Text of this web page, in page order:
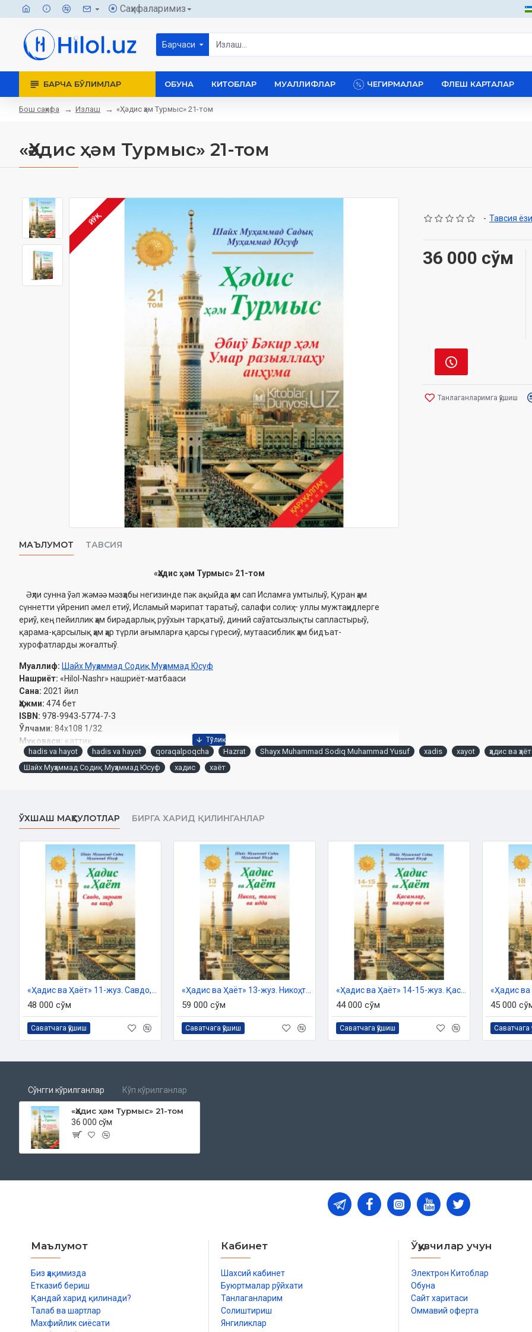
Саҳифаларимиз
Барчаси
БАРЧА БЎЛИМЛАР ОБУНА КИТОБЛАР МУАЛЛИФЛАР ЧЕГИРМАЛАР ФЛЕШ КАРТАЛАР
Бош саҳифа Излаш «Ҳәдис ҳәм Турмыс» 21-том
«Ҳәдис ҳәм Турмыс» 21-том
ЙЎҚ
МАЪЛУМОТ ТАВСИЯ
«Ҳәдис ҳәм Турмыс» 21-том
Əҳли сунна ўәл жəмəə мәзҳабы негизинде пәк ақыйда ҳәм сап Исламға умтылыў, Қуран ҳәм
сүннетти үйренип әмел етиў, Исламый мәрипат таратыў, салафи солиҳ – уллы мужтаҳидлерге
ериў, кең пейиллик ҳәм бирәдарлық руўхын тарқатыў, диний саўатсызлықты сапластырыў,
қарама-қарсылық ҳәм ҳәр түрли ағымларға қарсы гүресиў, мутаасиблик ҳәм бидъат-
хурофатларды жоғалтыў.
Муаллиф: Шайх Муҳаммад Содиқ Муҳаммад Юсуф
Нашриёт: «Hilol-Nashr» нашриёт-матбааси
Сана: 2021 йил
Ҳажми: 474 бет
ISBN: 978-9943-5774-7-3
Ўлчами: 84х108 1/32
Муқоваси: қаттиқ
Ўзбекистон Республикаси Вазирлар Маҳкамаси ҳузуридаги Дин ишлари бўйича қўмитанинг 2020
- Тавсия
36 000 сўм
Танлаганларимга қўшиш
hadis va hayot hadis va hayot qoraqalpoqcha Hazrat Shayx Muhammad Sodiq Muhammad Yusuf xadis xayot ҳадис ва ҳаёт
Шайх Муҳаммад Содиқ Муҳаммад Юсуф
хадис хаёт
ЎХШАШ МАҲСУЛОТЛАР БИРГА ХАРИД ҚИЛИНГАНЛАР
48 000 сўм
Саватчага қўшиш
59 000 сўм
Саватчага қўшиш
44 000 сўм
Саватчага қўшиш
45 000
Саватчага
Сўнгги кўрилганлар Кўп кўрилганлар
«Ҳәдис ҳәм Турмыс» 21-том
36 000 сўм
Маълумот
Биз ҳақимизда
Етказиб бериш
Қандай харид қилинади?
Талаб ва шартлар
Махфийлик сиёсати
Кабинет
Шахсий кабинет
Буюртмалар рўйхати
Танлаганларим
Солиштириш
Янгиликлар
Ўқувчилар учун
Электрон Китоблар
Обуна
Сайт харитаси
Оммавий оферта